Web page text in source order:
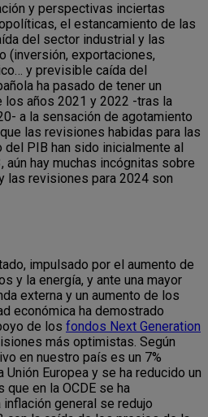
y perspectivas inciertas
el estancamiento de las
del sector industrial y las
(inversión, exportaciones,
y previsible caída del
ha pasado de tener un
los años 2021 y 2022 -tras la
a la sensación de agotamiento
las revisiones habidas para las
PIB han sido inicialmente al
aún hay muchas incógnitas sobre
las revisiones para 2024 son
impulsado por el aumento de
y la energía, y ante una mayor
externa y un aumento de los
económica ha demostrado
de los fondos Next Generation
más optimistas. Según
en nuestro país es un 7%
Europea y se ha reducido un
que en la OCDE se ha
inflación general se redujo